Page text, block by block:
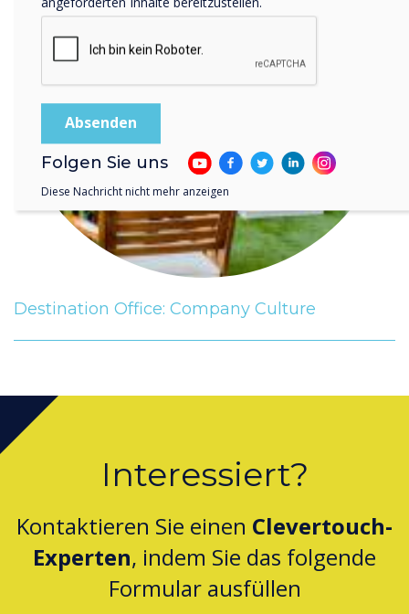
Destination Office: Company Culture
Interessiert?
Kontaktieren Sie einen Clevertouch-
Experten, indem Sie das folgende
Formular ausfüllen
Folgen Sie uns
Diese Nachricht nicht mehr anzeigen